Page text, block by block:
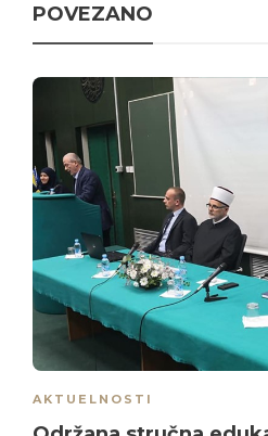
POVEZANO
AKTUELNOSTI